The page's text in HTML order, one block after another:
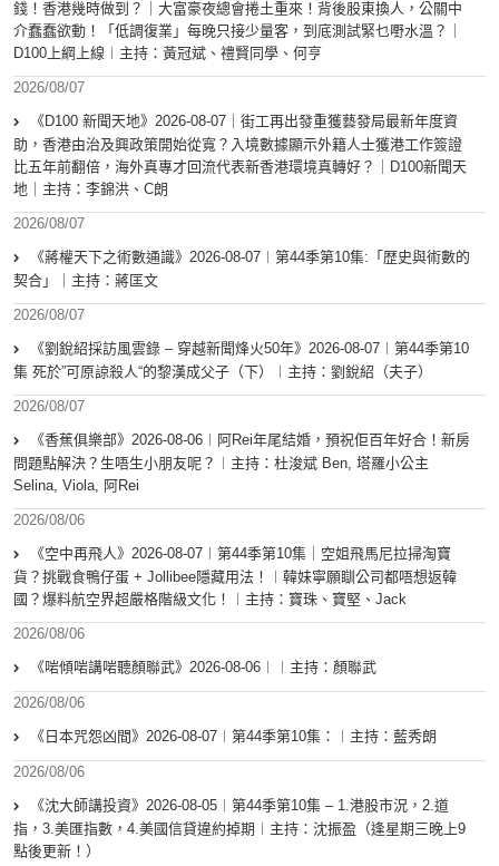
錢！香港幾時做到？｜大富豪夜總會捲土重來！背後股東換人，公關中
介蠢蠢欲動！「低調復業」每晚只接少量客，到底測試緊乜嘢水溫？｜
D100上綱上線︱主持：黃冠斌、禮賢同學、何亨
2026/08/07
《D100 新聞天地》2026-08-07｜街工再出發重獲藝發局最新年度資
助，香港由治及興政策開始從寬？入境數據顯示外籍人士獲港工作簽證
比五年前翻倍，海外真專才回流代表新香港環境真轉好？｜D100新聞天
地｜主持：李錦洪、C朗
2026/08/07
《蔣權天下之術數通識》2026-08-07︱第44季第10集:「歴史與術數的
契合」｜主持：蔣匡文
2026/08/07
《劉銳紹採訪風雲錄 – 穿越新聞烽火50年》2026-08-07︱第44季第10
集 死於”可原諒殺人“的黎漢成父子（下）︱主持：劉銳紹（夫子）
2026/08/07
《香蕉俱樂部》2026-08-06︱阿Rei年尾結婚，預祝佢百年好合！新房
問題點解決？生唔生小朋友呢？︱主持：杜浚斌 Ben, 塔羅小公主
Selina, Viola, 阿Rei
2026/08/06
《空中再飛人》2026-08-07︱第44季第10集｜空姐飛馬尼拉掃淘寶
貨？挑戰食鴨仔蛋 + Jollibee隱藏用法！︱韓妹寧願瞓公司都唔想返韓
國？爆料航空界超嚴格階級文化！︱主持：寶珠、寶堅、Jack
2026/08/06
《啱傾啱講啱聽顏聯武》2026-08-06︱︱主持：顏聯武
2026/08/06
《日本咒怨凶間》2026-08-07︱第44季第10集：︱主持：藍秀朗
2026/08/06
《沈大師講投資》2026-08-05︱第44季第10集 – 1.港股市況，2.道
指，3.美匯指數，4.美國信貸違約掉期︱主持：沈振盈（逢星期三晚上9
點後更新！）